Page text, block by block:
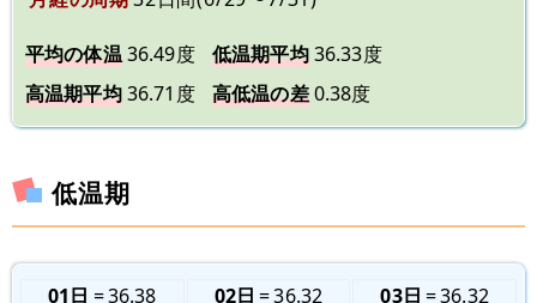
平均の体温36.49度 低温期平均36.33度
高温期平均36.71度 高低温の差0.38度
低温期
01日 36.38 02日 36.32 03日
36.32